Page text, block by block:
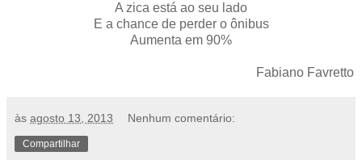
A zica está ao seu lado
E a chance de perder o ônibus
Aumenta em 90%
Fabiano Favretto
às agosto 13, 2013 Nenhum comentário:
Compartilhar